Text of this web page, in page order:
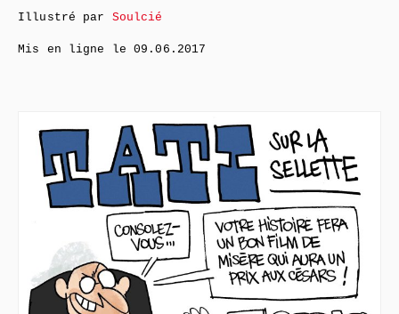
Illustré par Soulcié
Mis en ligne le09.06.2017